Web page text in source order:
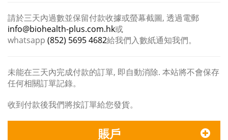
請於三天內過數並保留付款收據或螢幕截圖, 透過電郵
info@biohealth-plus.com.hk或
whatsapp (852) 5695 4682給我們入數紙通知我們。
未能在三天內完成付款的訂單, 即自動消除. 本站將不會保存
任何相關訂單記錄。
收到付款後我們將按訂單給您發貨。
賬戶